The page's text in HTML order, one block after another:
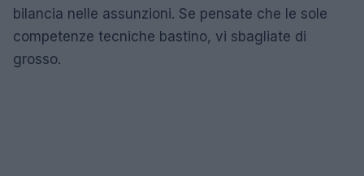
bilancia nelle assunzioni. Se pensate che le sole
competenze tecniche bastino, vi sbagliate di
grosso.